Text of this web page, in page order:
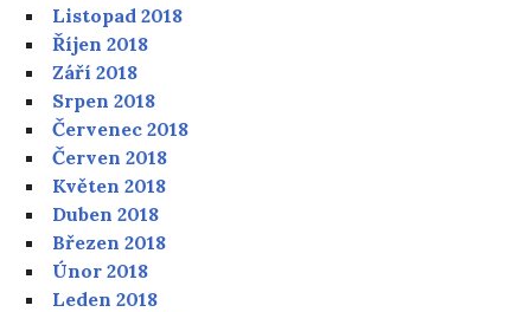
Listopad 2018
Říjen 2018
Září 2018
Srpen 2018
Červenec 2018
Červen 2018
Květen 2018
Duben 2018
Březen 2018
Únor 2018
Leden 2018